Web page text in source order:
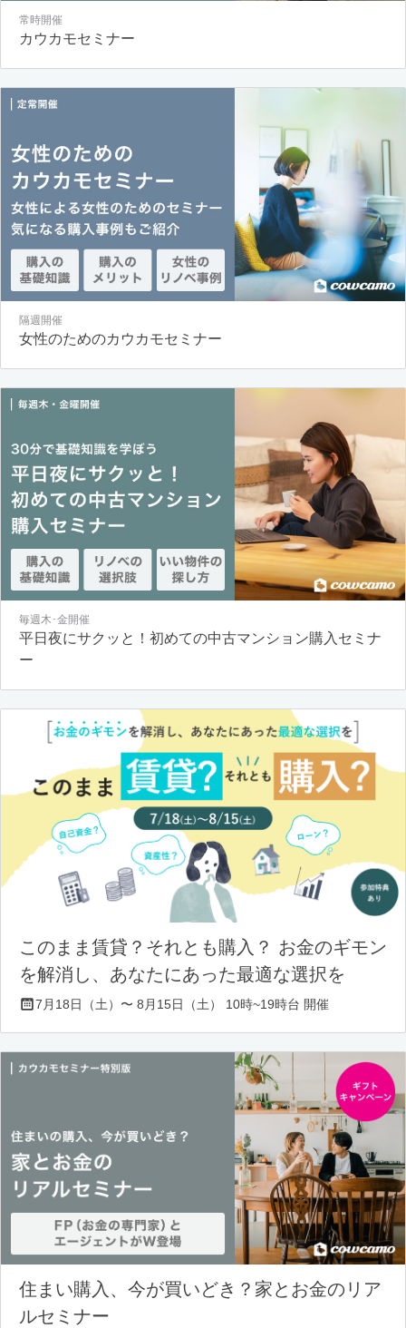
常時開催
カウカモセミナー
隔週開催
女性のためのカウカモセミナー
毎週木･金開催
平日夜にサクッと！初めての中古マンション購入セミナ
ー
このまま賃貸？それとも購入？ お金のギモン
を解消し、あなたにあった最適な選択を
7月18日（土）〜 8月15日（土） 10時~19時台 開催
住まい購入、今が買いどき？家とお金のリア
ルセミナー